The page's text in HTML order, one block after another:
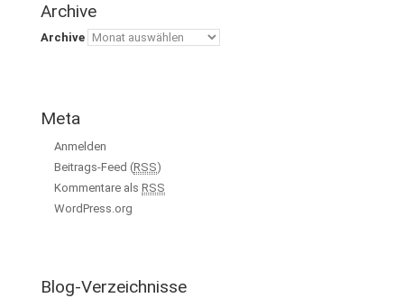
Archive
Archive
Meta
Anmelden
Beitrags-Feed (RSS)
Kommentare als RSS
WordPress.org
Blog-Verzeichnisse